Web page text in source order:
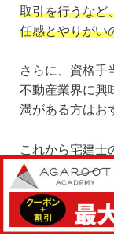
取引を行うなど
任感とやりがい
さらに、資格手
不動産業界に興
満がある方はお
これから宅建士
おすすめです。
アガルートは受
学者・学習経験